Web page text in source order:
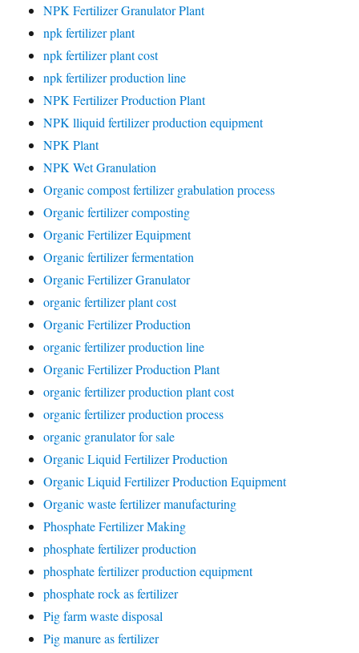
NPK Fertilizer Granulator Plant
npk fertilizer plant
npk fertilizer plant cost
npk fertilizer production line
NPK Fertilizer Production Plant
NPK lliquid fertilizer production equipment
NPK Plant
NPK Wet Granulation
Organic compost fertilizer grabulation process
Organic fertilizer composting
Organic Fertilizer Equipment
Organic fertilizer fermentation
Organic Fertilizer Granulator
organic fertilizer plant cost
Organic Fertilizer Production
organic fertilizer production line
Organic Fertilizer Production Plant
organic fertilizer production plant cost
organic fertilizer production process
organic granulator for sale
Organic Liquid Fertilizer Production
Organic Liquid Fertilizer Production Equipment
Organic waste fertilizer manufacturing
Phosphate Fertilizer Making
phosphate fertilizer production
phosphate fertilizer production equipment
phosphate rock as fertilizer
Pig farm waste disposal
Pig manure as fertilizer